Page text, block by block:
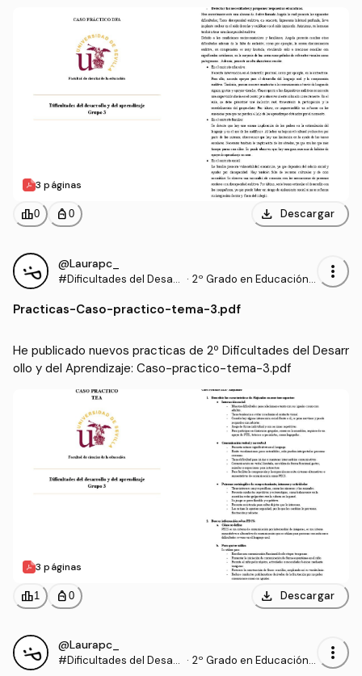
3 páginas
leaderboard0 personal_bag 0 download Descargar
@Laurapc_
#Dificultades del Desarr · 2º Grado en Educación I
more_vert
Practicas-Caso-practico-tema-3.pdf
He publicado nuevos practicas de 2º Dificultades del Desarr
ollo y del Aprendizaje: Caso-practico-tema-3.pdf
3 páginas
leaderboard1 personal_bag 0 download Descargar
@Laurapc_
#Dificultades del Desarr · 2º Grado en Educación I
more_vert